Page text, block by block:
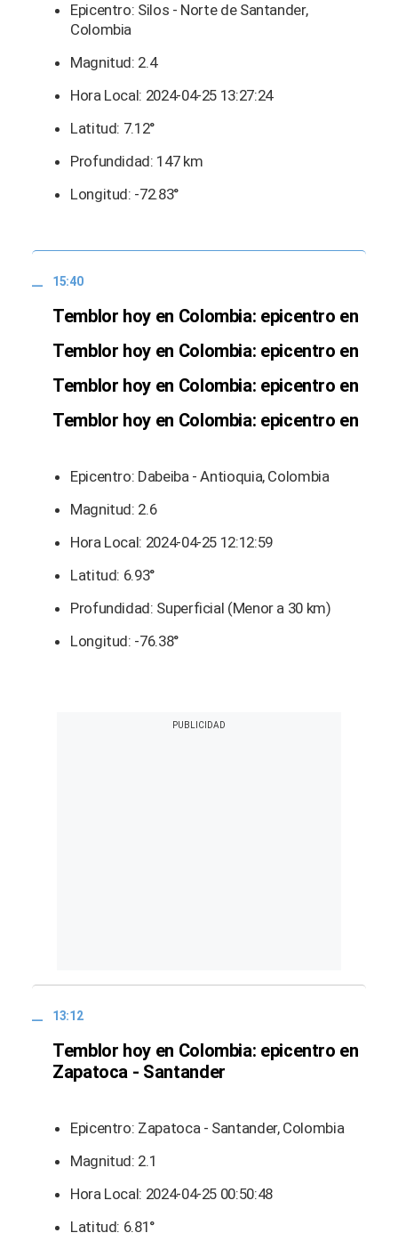
Epicentro: Silos - Norte de Santander,
Colombia
Magnitud: 2.4
Hora Local: 2024-04-25 13:27:24
Latitud: 7.12°
Profundidad: 147 km
Longitud: -72.83°
15:40
Temblor hoy en Colombia: epicentro en
Temblor hoy en Colombia: epicentro en
Temblor hoy en Colombia: epicentro en
Temblor hoy en Colombia: epicentro en
Epicentro: Dabeiba - Antioquia, Colombia
Magnitud: 2.6
Hora Local: 2024-04-25 12:12:59
Latitud: 6.93°
Profundidad: Superficial (Menor a 30 km)
Longitud: -76.38°
13:12
Temblor hoy en Colombia: epicentro en
Zapatoca - Santander
Epicentro: Zapatoca - Santander, Colombia
Magnitud: 2.1
Hora Local: 2024-04-25 00:50:48
Latitud: 6.81°